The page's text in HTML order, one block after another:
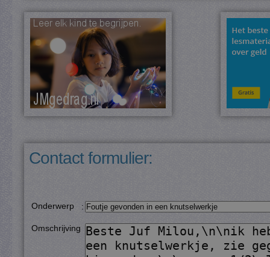
Contact formulier:
Onderwerp :
Omschrijving